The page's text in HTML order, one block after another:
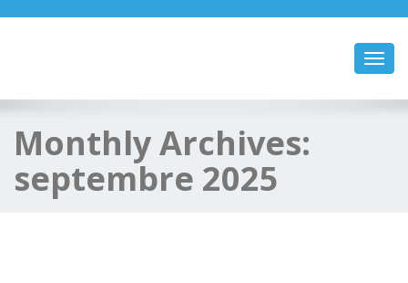
Monthly Archives:
septembre 2025